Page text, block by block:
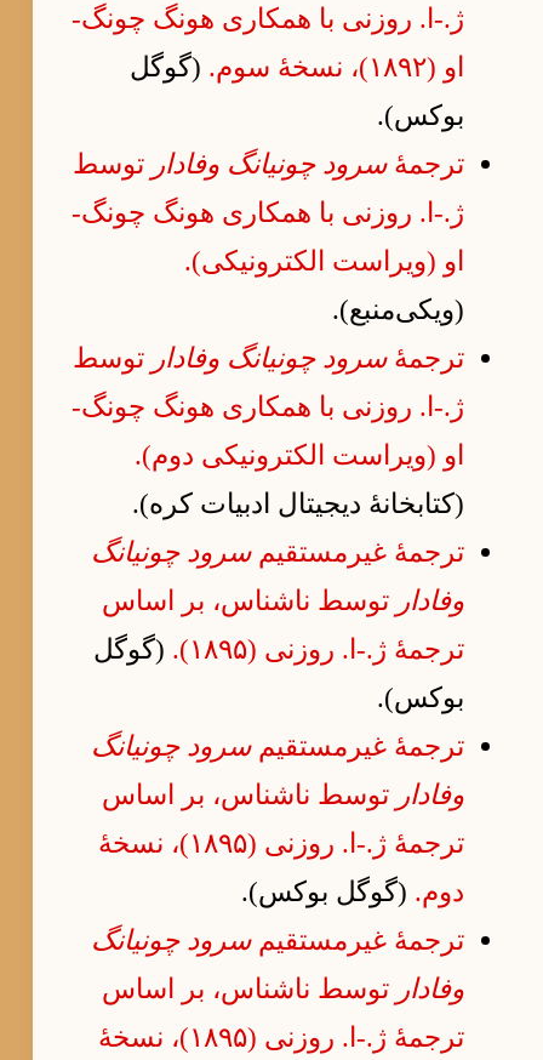
ژ.-ا. روزنی با همکاری هونگ چونگ-
او (۱۸۹۲)، نسخهٔ سوم.
(گوگل
بوکس).
ترجمهٔسرود چونیانگ وفادار توسط
ژ.-ا. روزنی با همکاری هونگ چونگ-
او (ویراست الکترونیکی).
(ویکی‌منبع).
ترجمهٔسرود چونیانگ وفادار توسط
ژ.-ا. روزنی با همکاری هونگ چونگ-
او (ویراست الکترونیکی دوم).
(کتابخانهٔ دیجیتال ادبیات کره).
ترجمهٔ غیرمستقیمسرود چونیانگ
وفادار توسط ناشناس، بر اساس
ترجمهٔ ژ.-ا. روزنی (۱۸۹۵).
(گوگل
بوکس).
ترجمهٔ غیرمستقیمسرود چونیانگ
وفادار توسط ناشناس، بر اساس
ترجمهٔ ژ.-ا. روزنی (۱۸۹۵)، نسخهٔ
دوم. (گوگل بوکس).
ترجمهٔ غیرمستقیمسرود چونیانگ
وفادار توسط ناشناس، بر اساس
ترجمهٔ ژ.-ا. روزنی (۱۸۹۵)، نسخهٔ